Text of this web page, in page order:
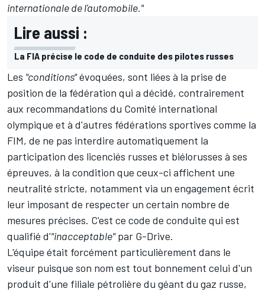
internationale de l'automobile."
Lire aussi :
La FIA précise le code de conduite des pilotes russes
Les "conditions"évoquées, sont liées à la prise de
position de la fédération qui a décidé, contrairement
aux recommandations du Comité international
olympique et à d'autres fédérations sportives comme la
FIM, de ne pas interdire automatiquement la
participation des licenciés russes et biélorusses à ses
épreuves, à la condition que ceux-ci affichent une
neutralité stricte, notamment via un engagement écrit
leur imposant de respecter un certain nombre de
mesures précises. C'est ce code de conduite qui est
qualifié d'"inacceptable"par G-Drive.
L'équipe était forcément particulièrement dans le
viseur puisque son nom est tout bonnement celui d'un
produit d'une filiale pétrolière du géant du gaz russe,